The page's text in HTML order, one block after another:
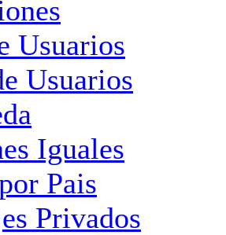
Usuarios
Usuarios
Iguales
Pais
Privados